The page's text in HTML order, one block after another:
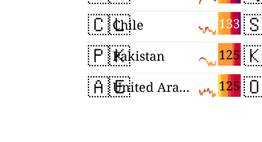
🇨🇱 133
Chile
🇵🇰 125
Pakistan
🇦🇪 125
United Arab Emirates